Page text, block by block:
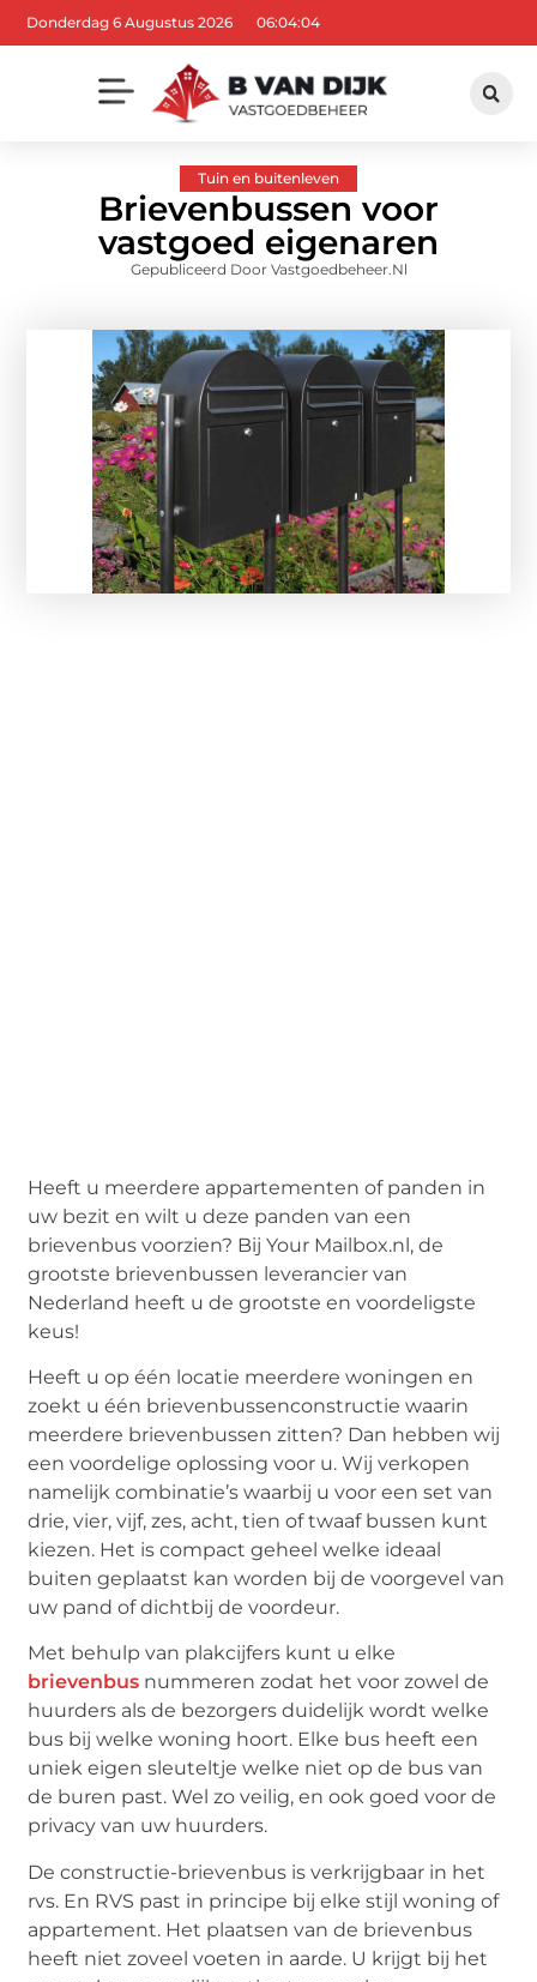
Donderdag 6 Augustus 2026 06:04:05
Tuin en buitenleven
Brievenbussen voor
vastgoed eigenaren
Gepubliceerd Door Vastgoedbeheer.nl
Heeft u meerdere appartementen of panden in
uw bezit en wilt u deze panden van een
brievenbus voorzien? Bij Your Mailbox.nl, de
grootste brievenbussen leverancier van
Nederland heeft u de grootste en voordeligste
keus!
Heeft u op één locatie meerdere woningen en
zoekt u één brievenbussenconstructie waarin
meerdere brievenbussen zitten? Dan hebben wij
een voordelige oplossing voor u. Wij verkopen
namelijk combinatie’s waarbij u voor een set van
drie, vier, vijf, zes, acht, tien of twaaf bussen kunt
kiezen. Het is compact geheel welke ideaal
buiten geplaatst kan worden bij de voorgevel van
uw pand of dichtbij de voordeur.
Met behulp van plakcijfers kunt u elke
brievenbus nummeren zodat het voor zowel de
huurders als de bezorgers duidelijk wordt welke
bus bij welke woning hoort. Elke bus heeft een
uniek eigen sleuteltje welke niet op de bus van
de buren past. Wel zo veilig, en ook goed voor de
privacy van uw huurders.
De constructie-brievenbus is verkrijgbaar in het
rvs. En RVS past in principe bij elke stijl woning of
appartement. Het plaatsen van de brievenbus
heeft niet zoveel voeten in aarde. U krijgt bij het